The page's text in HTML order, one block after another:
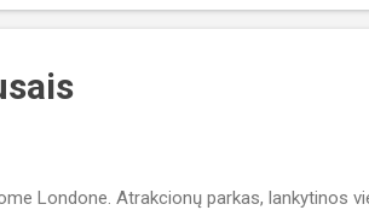
Londone. Atrakcionų parkas, lankytinos